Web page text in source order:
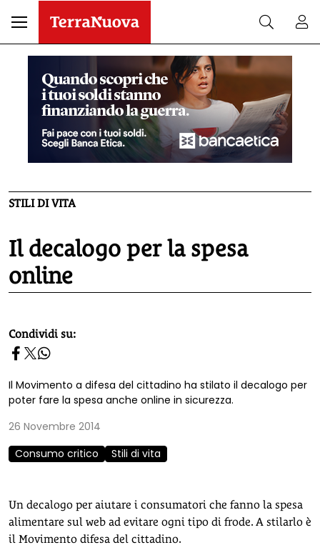
STILI DI VITA
Il decalogo per la spesa
online
homepage h2
Condividi su:
Il Movimento a difesa del cittadino ha stilato il decalogo per
poter fare la spesa anche online in sicurezza.
26 Novembre 2014
Consumo critico
Stili di vita
Un decalogo per aiutare i consumatori che fanno la spesa
alimentare sul web ad evitare ogni tipo di frode. A stilarlo è
il Movimento difesa del cittadino.